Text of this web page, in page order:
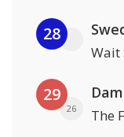
28
Wait
29
26 The